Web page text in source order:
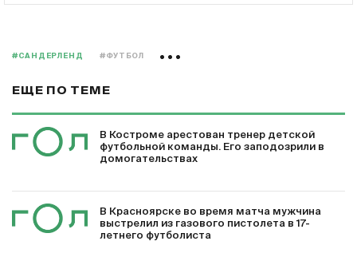
#САНДЕРЛЕНД #ФУТБОЛ
ЕЩЕ ПО ТЕМЕ
В Костроме арестован тренер детской
футбольной команды. Его заподозрили в
домогательствах
В Красноярске во время матча мужчина
выстрелил из газового пистолета в 17-
летнего футболиста